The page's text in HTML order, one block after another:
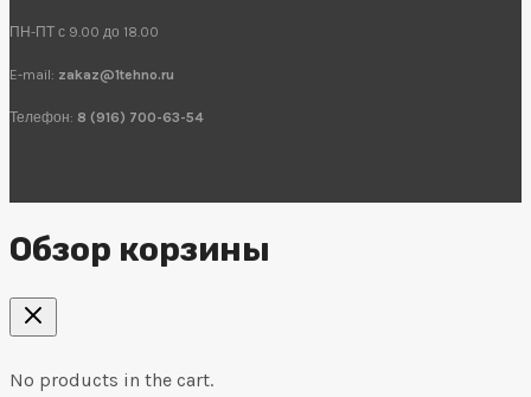
ПН-ПТ с 9.00 до 18.00
E-mail: zakaz@1tehno.ru
Телефон: 8 (916) 700-63-54
Обзор корзины
No products in the cart.